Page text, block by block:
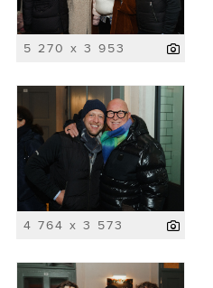
5 270 x 3 953
4 764 x 3 573